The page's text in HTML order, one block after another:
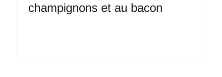
champignons et au bacon